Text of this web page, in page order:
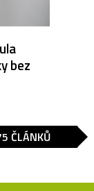
bez
ČLÁNKŮ